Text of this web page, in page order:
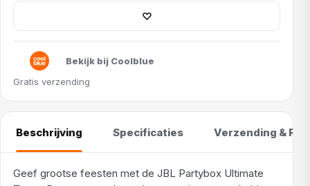
♡
Bekijk bij Coolblue
Gratis verzending
Beschrijving Specificaties Verzending &
Geef grootse feesten met de JBL Partybox Ultimate